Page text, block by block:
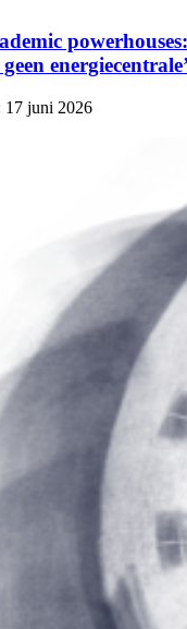
energiecentrale’
17 juni 2026